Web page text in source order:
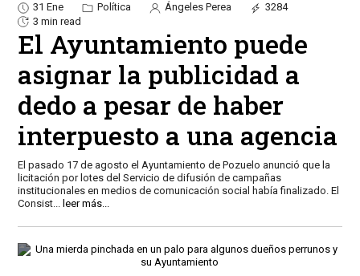
31 Ene Política Ángeles Perea
3284
3 min read
El Ayuntamiento puede
asignar la publicidad a
dedo a pesar de haber
interpuesto a una agencia
El pasado 17 de agosto el Ayuntamiento de Pozuelo anunció que la
licitación por lotes del Servicio de difusión de campañas
institucionales en medios de comunicación social había finalizado. El
Consist... leer más...